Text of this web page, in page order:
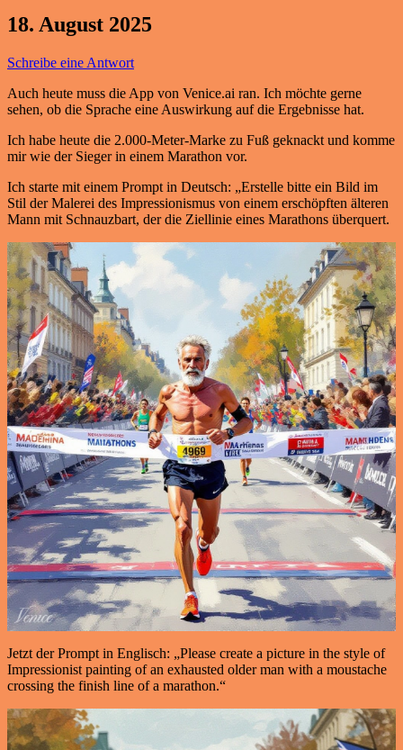
18. August 2025
Schreibe eine Antwort
Auch heute muss die App von Venice.ai ran. Ich möchte gerne
sehen, ob die Sprache eine Auswirkung auf die Ergebnisse hat.
Ich habe heute die 2.000-Meter-Marke zu Fuß geknackt und komme
mir wie der Sieger in einem Marathon vor.
Ich starte mit einem Prompt in Deutsch: „Erstelle bitte ein Bild im
Stil der Malerei des Impressionismus von einem erschöpften älteren
Mann mit Schnauzbart, der die Ziellinie eines Marathons überquert.
Jetzt der Prompt in Englisch: „Please create a picture in the style of
Impressionist painting of an exhausted older man with a moustache
crossing the finish line of a marathon.“